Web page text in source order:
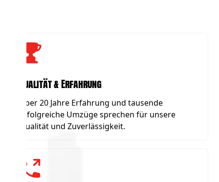
Qualität & Erfahrung
Über 20 Jahre Erfahrung und tausende
erfolgreiche Umzüge sprechen für unsere
Qualität und Zuverlässigkeit.